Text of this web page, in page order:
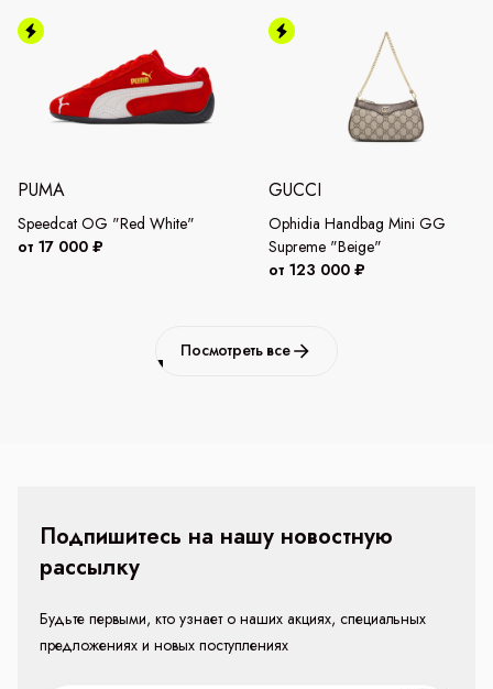
PUMA
Speedcat OG "Red White"
от 17 000 ₽
GUCCI
Ophidia Handbag Mini GG
Supreme "Beige"
от 123 000 ₽
Посмотреть все
Подпишитесь на нашу новостную
рассылку
Будьте первыми, кто узнает о наших акциях, специальных
предложениях и новых поступлениях